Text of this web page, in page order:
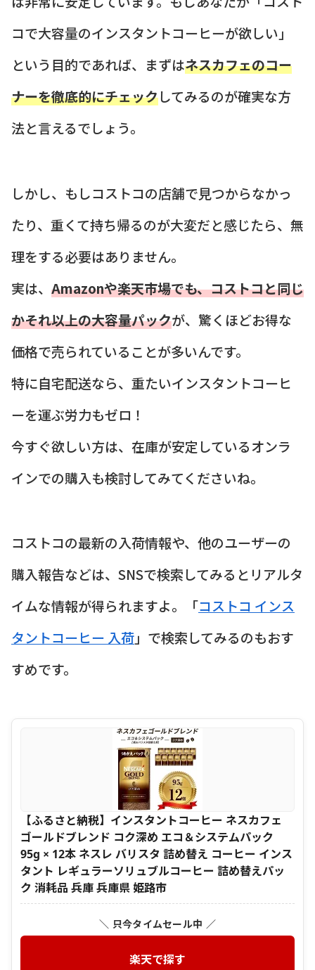
コで大容量のインスタントコーヒーが欲しい」
という目的であれば、まずはネスカフェのコー
ナーを徹底的にチェックしてみるのが確実な方
法と言えるでしょう。
しかし、もしコストコの店舗で見つからなかっ
たり、重くて持ち帰るのが大変だと感じたら、無
理をする必要はありません。
実は、 Amazonや楽天市場でも、コストコと同じ
かそれ以上の大容量パックが、驚くほどお得な
価格で売られていることが多いんです。
特に自宅配送なら、重たいインスタントコーヒ
ーを運ぶ労力もゼロ！
今すぐ欲しい方は、在庫が安定しているオンラ
インでの購入も検討してみてくださいね。
コストコの最新の入荷情報や、他のユーザーの
購入報告などは、SNSで検索してみるとリアルタ
イムな情報が得られますよ。「コストコ インス
タントコーヒー 入荷」で検索してみるのもおす
すめです。
【ふるさと納税】インスタントコーヒー ネスカフェ
ゴールドブレンド コク深め エコ＆システムパック
95g × 12本 ネスレ バリスタ 詰め替え コーヒー インス
タント レギュラーソリュブルコーヒー 詰め替えパッ
ク 消耗品 兵庫 兵庫県 姫路市
＼ 只今タイムセール中 ／
楽天で探す